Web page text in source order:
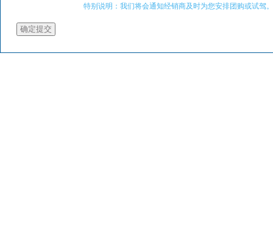
特别说明：我们将会通知经销商及时为您安排团购或试驾。